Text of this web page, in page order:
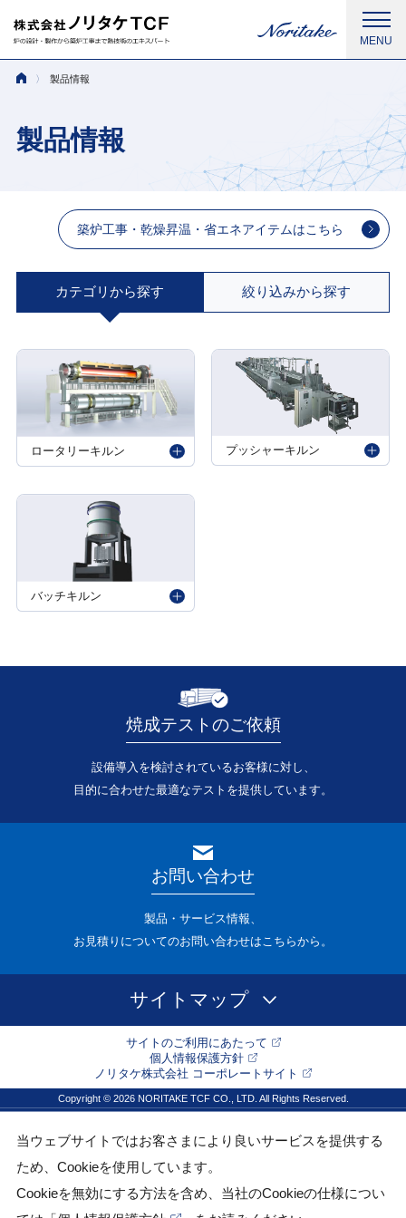
製品情報
製品情報
築炉工事・乾燥昇温・省エネアイテムはこちら
カテゴリから探す 絞り込みから探す
ロータリーキルン プッシャーキルン
バッチキルン
焼成テストのご依頼
設備導入を検討されているお客様に対し、
目的に合わせた最適なテストを提供しています。
お問い合わせ
製品・サービス情報、
お見積りについてのお問い合わせはこちらから。
サイトマップ
サイトのご利用にあたって
個人情報保護方針
ノリタケ株式会社 コーポレートサイト
Copyright © 2026 NORITAKE TCF CO., LTD. All Rights Reserved.
当ウェブサイトではお客さまにより良いサービスを提供する
ため、Cookieを使用しています。
Cookieを無効にする方法を含め、当社のCookieの仕様につい